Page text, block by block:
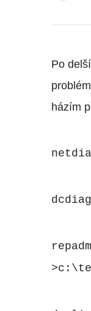
Po
házím